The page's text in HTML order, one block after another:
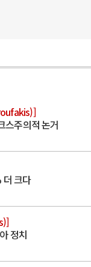
스주의적 논거
크다
정치